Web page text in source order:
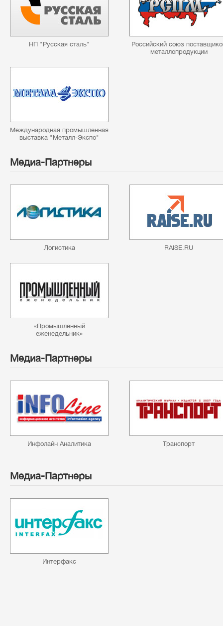
НП "Русская сталь"
Российский союз
металлопродукции
Международная промышленная
выставка "Металл-Экспо"
Медиа-Партнеры
Логистика RAISE.RU
«Промышленный
еженедельник»
Медиа-Партнеры
Инфолайн Аналитика Транспорт
Медиа-Партнеры
Интерфакс